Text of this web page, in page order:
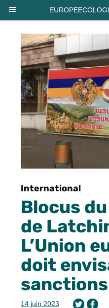
International
Blocus
de
L’Union
doit
sanctions
14 juin 2023